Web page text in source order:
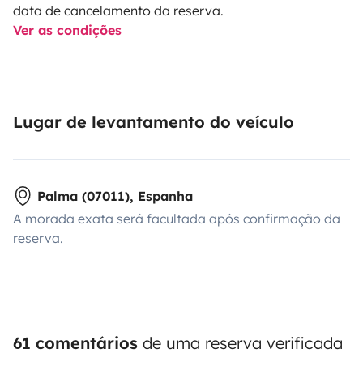
data de cancelamento da reserva.
Ver as condições
Lugar de levantamento do veículo
Palma (07011), Espanha
A morada exata será facultada após confirmação da
reserva.
61 comentários de uma reserva verificada